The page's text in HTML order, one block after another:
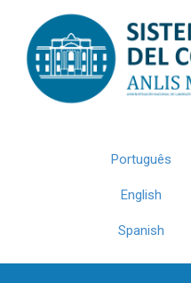
navigation
Português
English
Spanish